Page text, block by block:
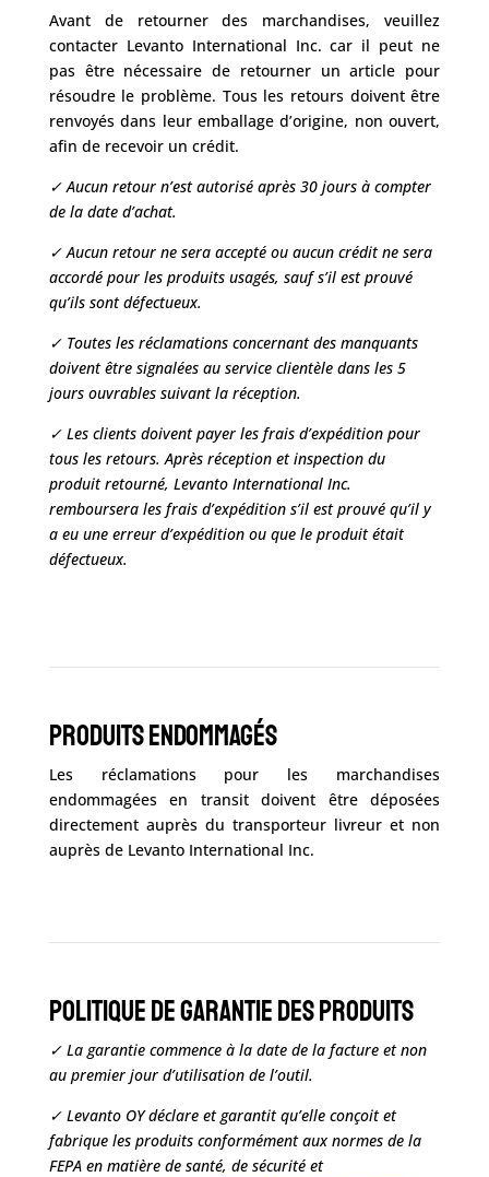
Avant de retourner des marchandises, veuillez
contacter Levanto International Inc. car il peut ne
pas être nécessaire de retourner un article pour
résoudre le problème. Tous les retours doivent être
renvoyés dans leur emballage d’origine, non ouvert,
afin de recevoir un crédit.
✓ Aucun retour n’est autorisé après 30 jours à compter
de la date d’achat.
✓ Aucun retour ne sera accepté ou aucun crédit ne sera
accordé pour les produits usagés, sauf s’il est prouvé
qu’ils sont défectueux.
✓ Toutes les réclamations concernant des manquants
doivent être signalées au service clientèle dans les 5
jours ouvrables suivant la réception.
✓ Les clients doivent payer les frais d’expédition pour
tous les retours. Après réception et inspection du
produit retourné, Levanto International Inc.
remboursera les frais d’expédition s’il est prouvé qu’il y
a eu une erreur d’expédition ou que le produit était
défectueux.
Produits endommagés
Les réclamations pour les marchandises
endommagées en transit doivent être déposées
directement auprès du transporteur livreur et non
auprès de Levanto International Inc.
Politique de Garantie des Produits
✓ La garantie commence à la date de la facture et non
au premier jour d’utilisation de l’outil.
✓ Levanto OY déclare et garantit qu’elle conçoit et
fabrique les produits conformément aux normes de la
FEPA en matière de santé, de sécurité et